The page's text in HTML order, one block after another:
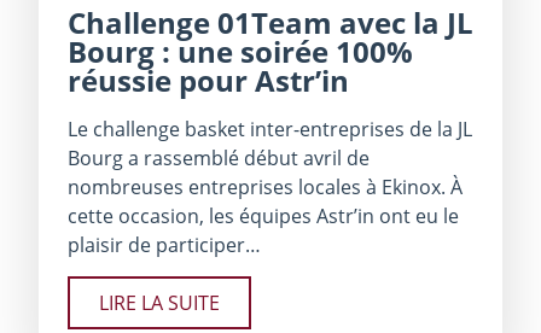
Challenge 01Team avec la JL
Bourg : une soirée 100%
réussie pour Astr’in
Le challenge basket inter-entreprises de la JL
Bourg a rassemblé début avril de
nombreuses entreprises locales à Ekinox. À
cette occasion, les équipes Astr’in ont eu le
plaisir de participer…
LIRE LA SUITE